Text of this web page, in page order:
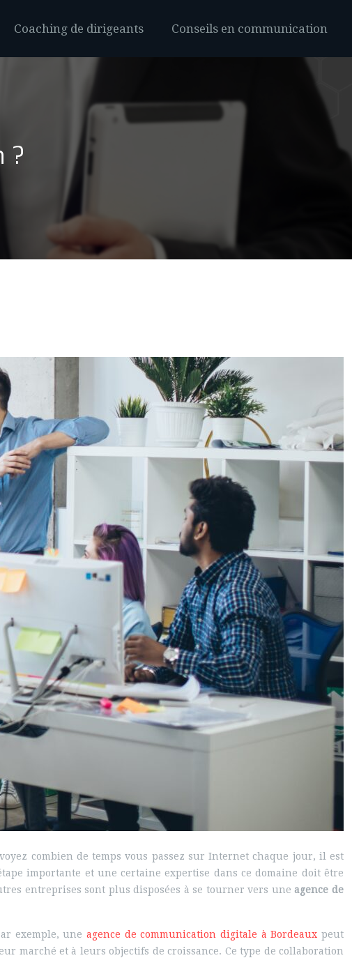
Coaching de dirigeants Conseils en communication
?
combien de temps vous passez sur Internet chaque jour, il est
importante et une certaine expertise dans ce domaine doit être
entreprises sont plus disposées à se tourner vers une agence de
exemple, une agence de communication digitale à Bordeaux peut
marché et à leurs objectifs de croissance. Ce type de collaboration